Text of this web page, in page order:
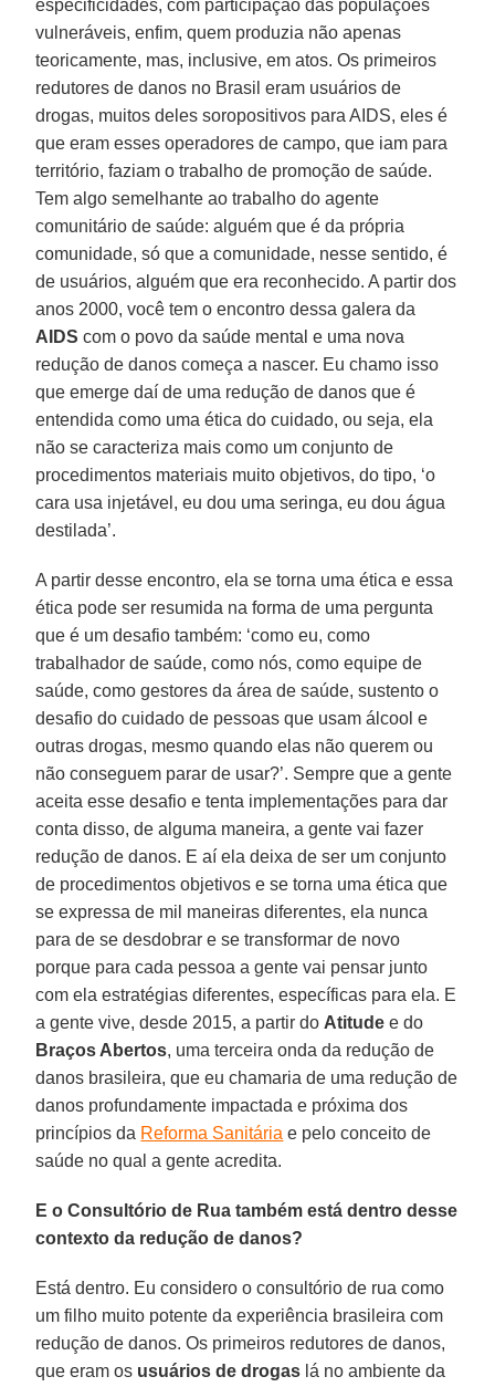
especificidades, com participação das populações
vulneráveis, enfim, quem produzia não apenas
teoricamente, mas, inclusive, em atos. Os primeiros
redutores de danos no Brasil eram usuários de
drogas, muitos deles soropositivos para AIDS, eles é
que eram esses operadores de campo, que iam para
território, faziam o trabalho de promoção de saúde.
Tem algo semelhante ao trabalho do agente
comunitário de saúde: alguém que é da própria
comunidade, só que a comunidade, nesse sentido, é
de usuários, alguém que era reconhecido. A partir dos
anos 2000, você tem o encontro dessa galera da
AIDS com o povo da saúde mental e uma nova
redução de danos começa a nascer. Eu chamo isso
que emerge daí de uma redução de danos que é
entendida como uma ética do cuidado, ou seja, ela
não se caracteriza mais como um conjunto de
procedimentos materiais muito objetivos, do tipo, ‘o
cara usa injetável, eu dou uma seringa, eu dou água
destilada’.
A partir desse encontro, ela se torna uma ética e essa
ética pode ser resumida na forma de uma pergunta
que é um desafio também: ‘como eu, como
trabalhador de saúde, como nós, como equipe de
saúde, como gestores da área de saúde, sustento o
desafio do cuidado de pessoas que usam álcool e
outras drogas, mesmo quando elas não querem ou
não conseguem parar de usar?’. Sempre que a gente
aceita esse desafio e tenta implementações para dar
conta disso, de alguma maneira, a gente vai fazer
redução de danos. E aí ela deixa de ser um conjunto
de procedimentos objetivos e se torna uma ética que
se expressa de mil maneiras diferentes, ela nunca
para de se desdobrar e se transformar de novo
porque para cada pessoa a gente vai pensar junto
com ela estratégias diferentes, específicas para ela. E
a gente vive, desde 2015, a partir do Atitude e do
Braços Abertos, uma terceira onda da redução de
danos brasileira, que eu chamaria de uma redução de
danos profundamente impactada e próxima dos
princípios da Reforma Sanitária e pelo conceito de
saúde no qual a gente acredita.
E o Consultório de Rua também está dentro desse
contexto da redução de danos?
Está dentro. Eu considero o consultório de rua como
um filho muito potente da experiência brasileira com
redução de danos. Os primeiros redutores de danos,
que eram os usuários de drogas lá no ambiente da